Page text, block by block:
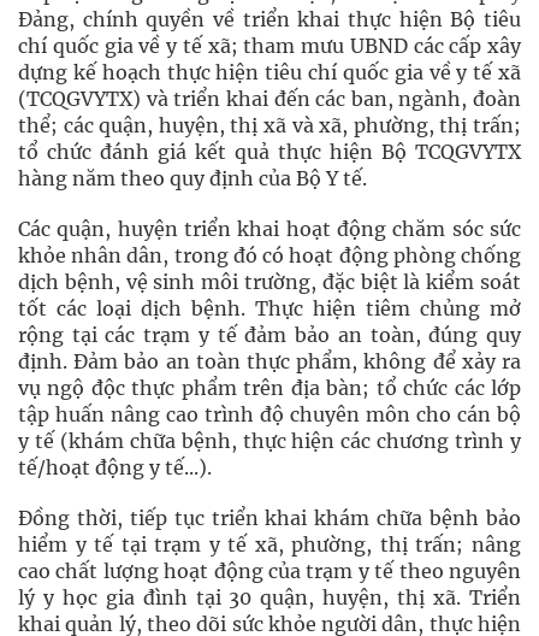
Đảng, chính quyền về triển khai thực hiện Bộ tiêu
chí quốc gia về y tế xã; tham mưu UBND các cấp xây
dựng kế hoạch thực hiện tiêu chí quốc gia về y tế xã
(TCQGVYTX) và triển khai đến các ban, ngành, đoàn
thể; các quận, huyện, thị xã và xã, phường, thị trấn;
tổ chức đánh giá kết quả thực hiện Bộ TCQGVYTX
hàng năm theo quy định của Bộ Y tế.
Các quận, huyện triển khai hoạt động chăm sóc sức
khỏe nhân dân, trong đó có hoạt động phòng chống
dịch bệnh, vệ sinh môi trường, đặc biệt là kiểm soát
tốt các loại dịch bệnh. Thực hiện tiêm chủng mở
rộng tại các trạm y tế đảm bảo an toàn, đúng quy
định. Đảm bảo an toàn thực phẩm, không để xảy ra
vụ ngộ độc thực phẩm trên địa bàn; tổ chức các lớp
tập huấn nâng cao trình độ chuyên môn cho cán bộ
y tế (khám chữa bệnh, thực hiện các chương trình y
tế/hoạt động y tế...).
Đồng thời, tiếp tục triển khai khám chữa bệnh bảo
hiểm y tế tại trạm y tế xã, phường, thị trấn; nâng
cao chất lượng hoạt động của trạm y tế theo nguyên
lý y học gia đình tại 30 quận, huyện, thị xã. Triển
khai quản lý, theo dõi sức khỏe người dân, thực hiện